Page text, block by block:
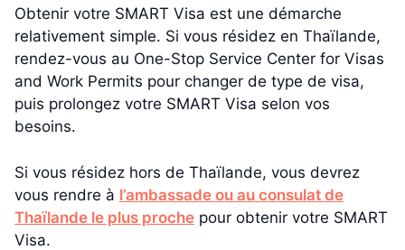
Obtenir votre SMART Visa est une démarche
relativement simple. Si vous résidez en Thaïlande,
rendez-vous au One-Stop Service Center for Visas
and Work Permits pour changer de type de visa,
puis prolongez votre SMART Visa selon vos
besoins.
Si vous résidez hors de Thaïlande, vous devrez
vous rendre à l’ambassade ou au consulat de
Thaïlande le plus proche pour obtenir votre SMART
Visa.